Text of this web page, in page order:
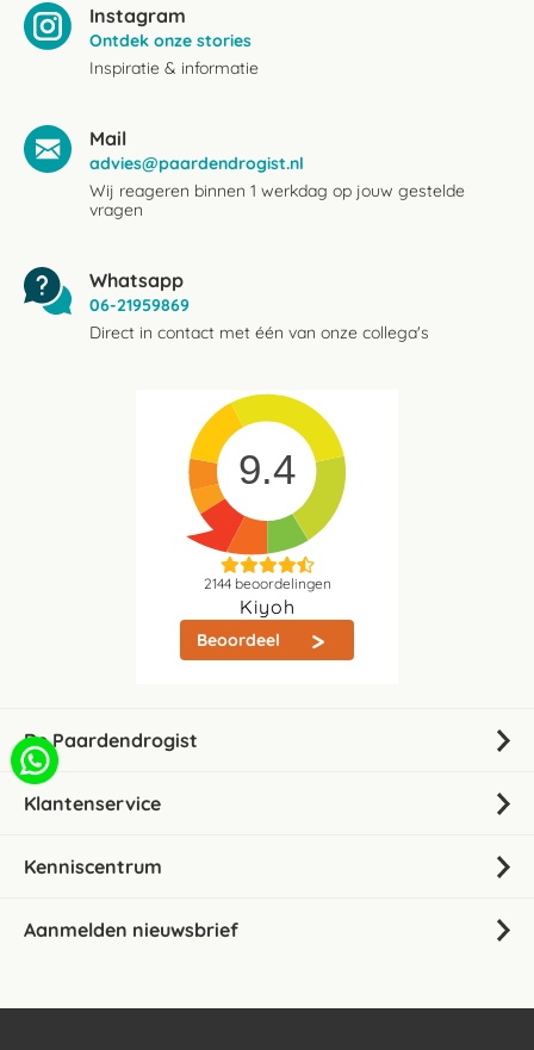
Instagram
Ontdek onze stories
Inspiratie & informatie
Mail
advies@paardendrogist.nl
Wij reageren binnen 1 werkdag op jouw gestelde
vragen
Whatsapp
06-21959869
Direct in contact met één van onze collega's
9.4
2144beoordelingen
Kiyoh
Beoordeel
De Paardendrogist
Klantenservice
Kenniscentrum
Aanmelden nieuwsbrief